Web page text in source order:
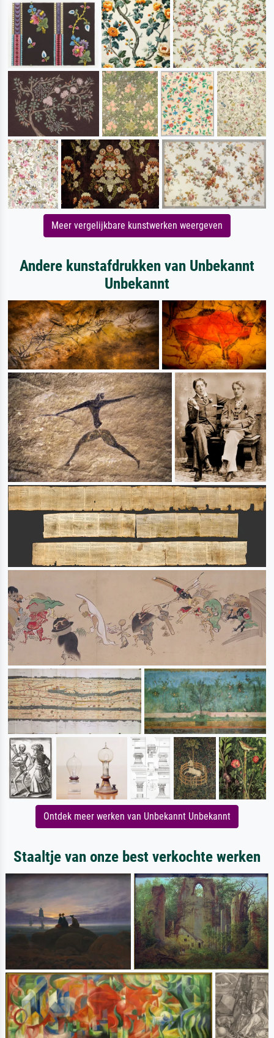
Meer vergelijkbare kunstwerken weergeven
Andere kunstafdrukken van Unbekannt
Unbekannt
Ontdek meer werken van Unbekannt Unbekannt
Staaltje van onze best verkochte werken